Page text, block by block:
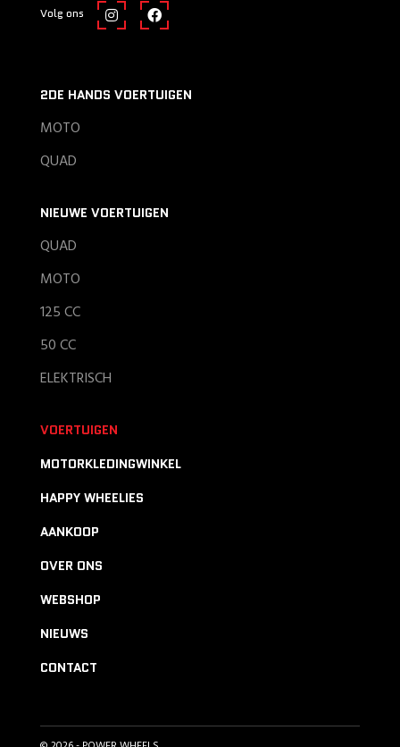
Volg ons
2DE HANDS VOERTUIGEN
MOTO
QUAD
NIEUWE VOERTUIGEN
QUAD
MOTO
125 CC
50 CC
ELEKTRISCH
VOERTUIGEN
MOTORKLEDINGWINKEL
HAPPY WHEELIES
AANKOOP
OVER ONS
WEBSHOP
NIEUWS
CONTACT